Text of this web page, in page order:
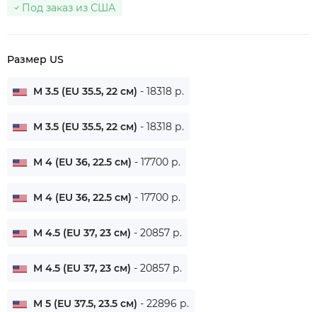
Под заказ из США
Размер US
M 3.5 (EU 35.5, 22 см) - 18318 р.
M 3.5 (EU 35.5, 22 см) - 18318 р.
M 4 (EU 36, 22.5 см) - 17700 р.
M 4 (EU 36, 22.5 см) - 17700 р.
M 4.5 (EU 37, 23 см) - 20857 р.
M 4.5 (EU 37, 23 см) - 20857 р.
M 5 (EU 37.5, 23.5 см) - 22896 р.